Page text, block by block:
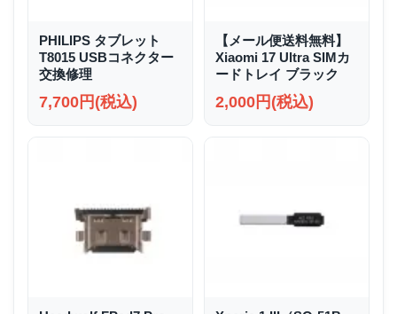
PHILIPS タブレット
T8015 USBコネクター
交換修理
7,700円(税込)
【メール便送料無料】
Xiaomi 17 Ultra SIMカ
ードトレイ ブラック
2,000円(税込)